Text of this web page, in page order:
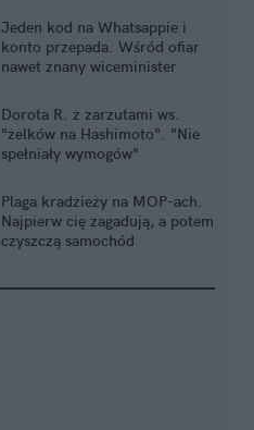
Jeden kod na Whatsappie i
konto przepada. Wśród ofiar
nawet znany wiceminister
Dorota R. z zarzutami ws.
"żelków na Hashimoto". "Nie
spełniały wymogów"
Plaga kradzieży na MOP-ach.
Najpierw cię zagadują, a potem
czyszczą samochód